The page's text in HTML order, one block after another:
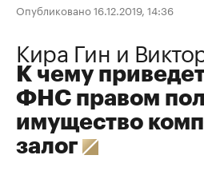
Опубликовано 16.12.2019, 14:36
Кира Гин и
К чему
ФНС правом
имущество
залог